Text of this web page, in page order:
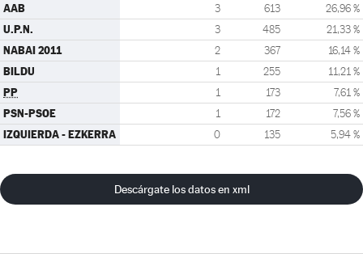
AAB 3 613 26,96 %
U.P.N. 3 485 21,33 %
NABAI 2011 2 367 16,14 %
BILDU 1 255 11,21 %
PP 1 173 7,61 %
PSN-PSOE 1 172 7,56 %
IZQUIERDA - EZKERRA 0 135 5,94 %
Descárgate los datos en xml